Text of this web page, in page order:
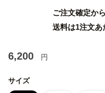
ご注文確定か
送料は1注文あ
6,200 円
サイズ